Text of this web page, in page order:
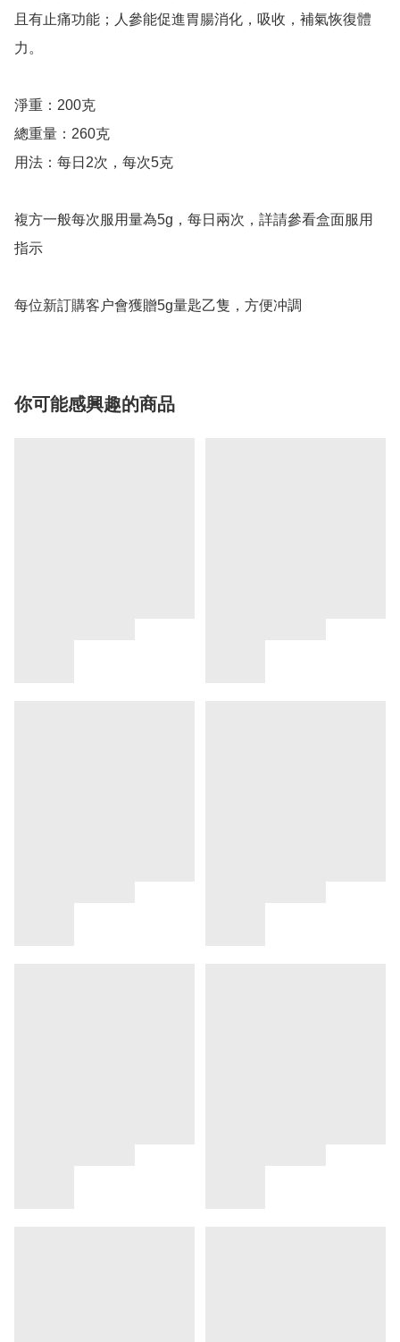
且有止痛功能；人參能促進胃腸消化，吸收，補氣恢復體
力。
淨重：200克
總重量：260克
用法：每日2次，每次5克
複方一般每次服用量為5g，每日兩次，詳請參看盒面服用
指示
每位新訂購客户會獲贈5g量匙乙隻，方便冲調
你可能感興趣的商品